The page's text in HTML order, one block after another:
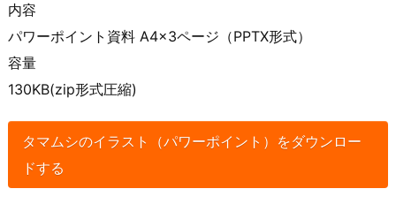
内容
パワーポイント資料 A4×3ページ（PPTX形式）
容量
130KB(zip形式圧縮)
タマムシのイラスト（パワーポイント）をダウンロー
ドする